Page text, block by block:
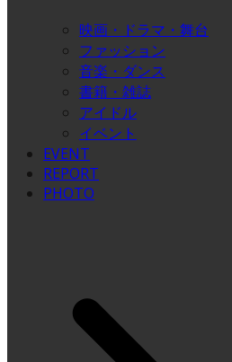
映画・ドラマ・舞台
ファッション
音楽・ダンス
書籍・雑誌
アイドル
イベント
EVENT
REPORT
PHOTO